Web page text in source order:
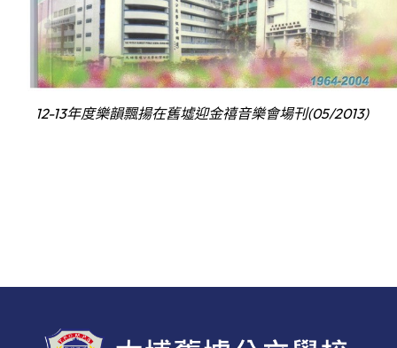
12-13年度樂韻飄揚在舊墟迎金禧音樂會場刊(05/2013)